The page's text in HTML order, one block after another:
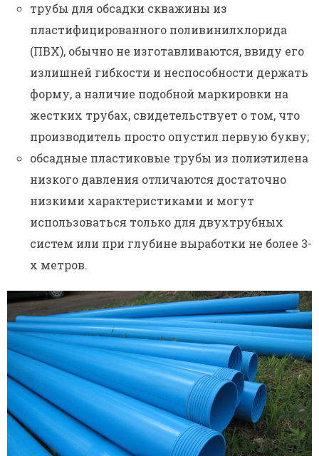
трубы для обсадки скважины из
пластифицированного поливинилхлорида
(ПВХ), обычно не изготавливаются, ввиду его
излишней гибкости и неспособности держать
форму, а наличие подобной маркировки на
жестких трубах, свидетельствует о том, что
производитель просто опустил первую букву;
обсадные пластиковые трубы из полиэтилена
низкого давления отличаются достаточно
низкими характеристиками и могут
использоваться только для двухтрубных
систем или при глубине выработки не более 3-
х метров.